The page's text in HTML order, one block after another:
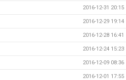
2016-12-31 20:15
2016-12-29 19:14
2016-12-28 16:41
2016-12-24 15:23
2016-12-09 08:36
2016-12-01 17:55